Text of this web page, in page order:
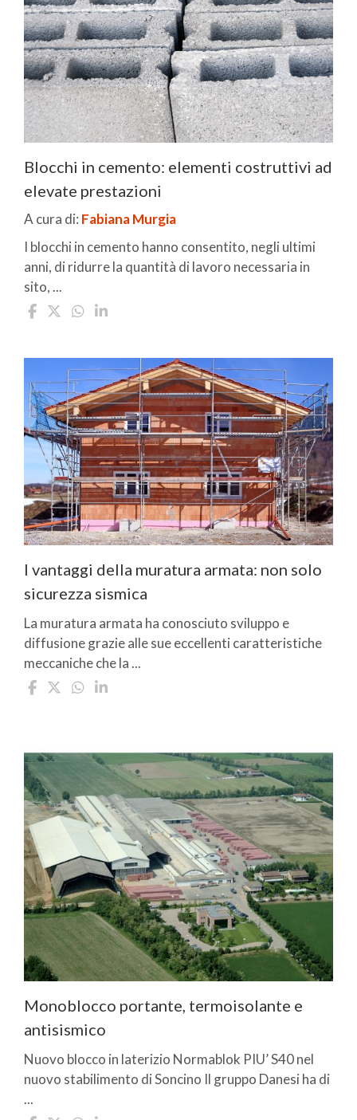
Blocchi in cemento: elementi costruttivi ad
elevate prestazioni
A cura di: Fabiana Murgia
I blocchi in cemento hanno consentito, negli ultimi
anni, di ridurre la quantità di lavoro necessaria in
sito, ...
I vantaggi della muratura armata: non solo
sicurezza sismica
La muratura armata ha conosciuto sviluppo e
diffusione grazie alle sue eccellenti caratteristiche
meccaniche che la ...
Monoblocco portante, termoisolante e
antisismico
Nuovo blocco in laterizio Normablok PIU’ S40 nel
nuovo stabilimento di Soncino Il gruppo Danesi ha di
...